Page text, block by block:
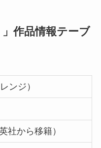
作品情報テーブ
ンジ）
社から移籍）